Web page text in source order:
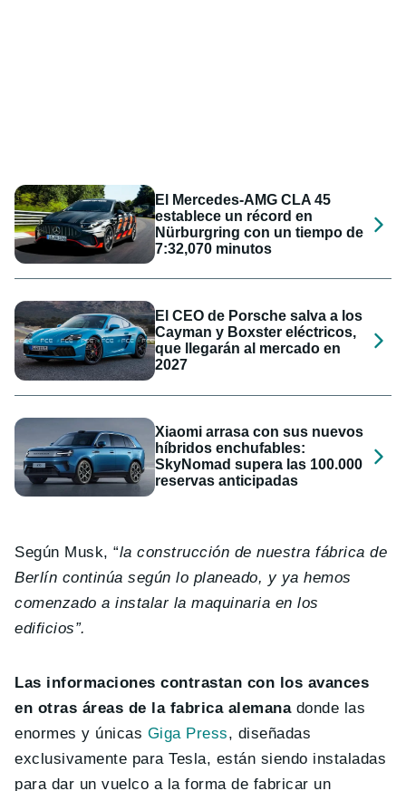
El Mercedes-AMG CLA 45
establece un récord en
Nürburgring con un tiempo de
7:32,070 minutos
El CEO de Porsche salva a los
Cayman y Boxster eléctricos,
que llegarán al mercado en
2027
Xiaomi arrasa con sus nuevos
híbridos enchufables:
SkyNomad supera las 100.000
reservas anticipadas
Según Musk, “la construcción de nuestra fábrica de
Berlín continúa según lo planeado, y ya hemos
comenzado a instalar la maquinaria en los
edificios”.
Las informaciones contrastan con los avances
en otras áreas de la fabrica alemanadonde las
enormes y únicas Giga Press, diseñadas
exclusivamente para Tesla, están siendo instaladas
para dar un vuelco a la forma de fabricar un